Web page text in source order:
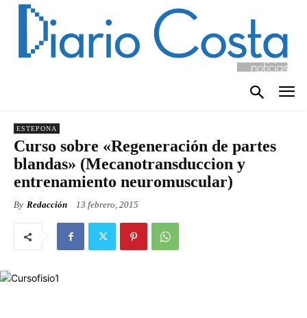
ESTEPONA
Curso sobre «Regeneración de partes
blandas» (Mecanotransduccion y
entrenamiento neuromuscular)
By Redacción 13 febrero, 2015